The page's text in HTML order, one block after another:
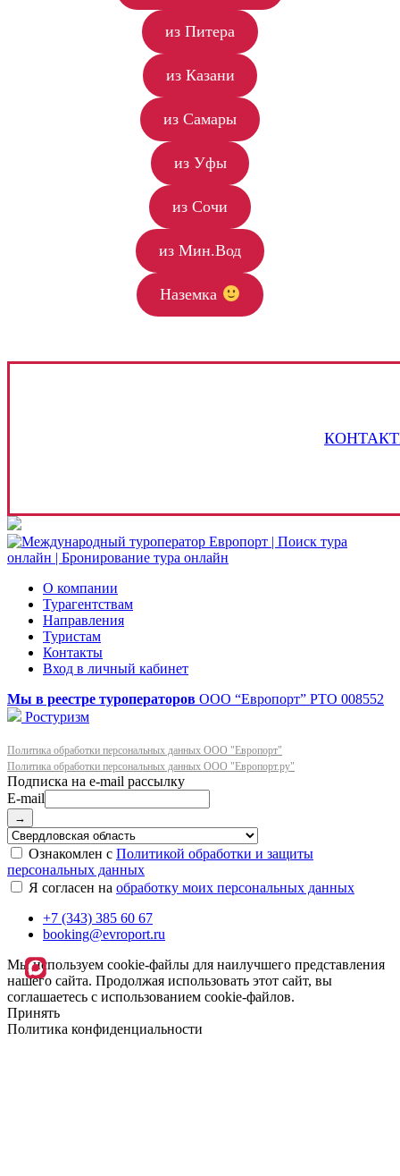
из Питера
из Казани
из Самары
из Уфы
из Сочи
из Мин.Вод
Наземка
О компании
Турагентствам
Направления
Туристам
Контакты
Вход в личный кабинет
Мы в реестре туроператоров ООО “Европорт” РТО 008552
Ростуризм
Политика обработки персональных данных ООО "Европорт"
Политика обработки персональных данных ООО "Европорт.ру"
E-mail
→
Ознакомлен с Политикой обработки и защиты
персональных данных
Я согласен на обработку моих персональных данных
+7 (343) 385 60 67
booking@evroport.ru
Мы используем cookie-файлы для наилучшего представления
нашего сайта. Продолжая использовать этот сайт, вы
соглашаетесь с использованием cookie-файлов.
Принять
Политика конфиденциальности